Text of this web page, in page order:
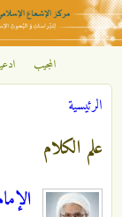
الإشعاع
المجيب
أنت هنا
الرئيسية
علم الكلام